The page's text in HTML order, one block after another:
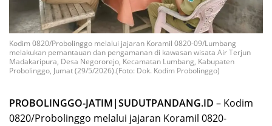
Kodim 0820/Probolinggo melalui jajaran Koramil 0820-09/Lumbang
melakukan pemantauan dan pengamanan di kawasan wisata Air Terjun
Madakaripura, Desa Negororejo, Kecamatan Lumbang, Kabupaten
Probolinggo, Jumat (29/5/2026).(Foto: Dok. Kodim Probolinggo)
PROBOLINGGO-JATIM|SUDUTPANDANG.ID – Kodim
0820/Probolinggo melalui jajaran Koramil 0820-